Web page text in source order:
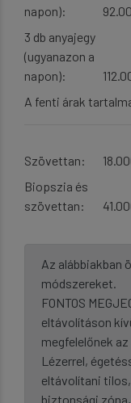
napon):
3 db anyajegy
(ugyanazon a
napon):
A fenti árak
Szövettan:
Biopszia és
szövettan:
Az alábbiakban
módszereket.
FONTOS
eltávolításon
megfelelőnek
Lézerrel,
eltávolítani
biztonsági